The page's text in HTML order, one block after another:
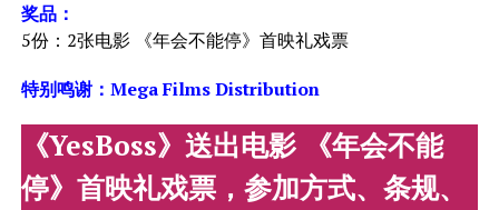
奖品：
5份：2张电影 《年会不能停》首映礼戏票
特别鸣谢： Mega Films Distribution
《YesBoss》送出电影 《年会不能
停》首映礼戏票，参加方式、条规、